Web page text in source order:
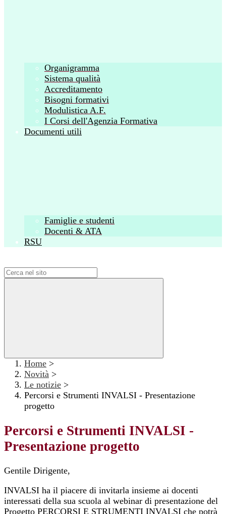
Organigramma
Sistema qualità
Accreditamento
Bisogni formativi
Modulistica A.F.
I Corsi dell'Agenzia Formativa
Documenti utili
Famiglie e studenti
Docenti & ATA
RSU
Home >
Novità >
Le notizie >
Percorsi e Strumenti INVALSI - Presentazione
progetto
Percorsi e Strumenti INVALSI -
Presentazione progetto
Gentile Dirigente,
INVALSI ha il piacere di invitarla insieme ai docenti
interessati della sua scuola al webinar di presentazione del
Progetto PERCORSI E STRUMENTI INVALSI che potrà